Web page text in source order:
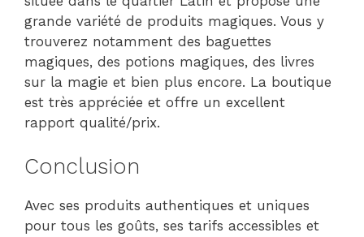
grande variété de produits magiques. Vous y
trouverez notamment des baguettes
magiques, des potions magiques, des livres
sur la magie et bien plus encore. La boutique
est très appréciée et offre un excellent
rapport qualité/prix.
Conclusion
Avec ses produits authentiques et uniques
pour tous les goûts, ses tarifs accessibles et